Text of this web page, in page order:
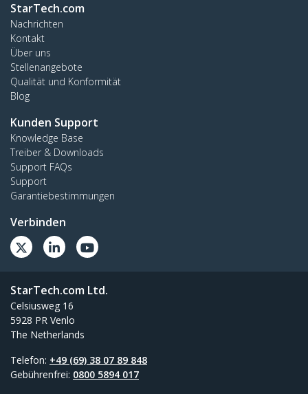
StarTech.com
Nachrichten
Kontakt
Über uns
Stellenangebote
Qualität und Konformität
Blog
Kunden Support
Knowledge Base
Treiber & Downloads
Support FAQs
Support
Garantiebestimmungen
Verbinden
StarTech.com Ltd.
Celsiusweg 16
5928 PR Venlo
The Netherlands
Telefon: +49 (69) 38 07 89 848
Gebührenfrei: 0800 5894 017